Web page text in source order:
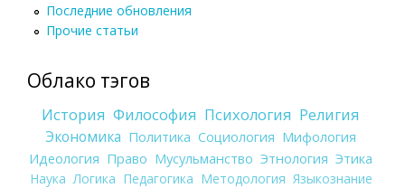
Последние обновления
Прочие статьи
Облако тэгов
История Философия Психология Религия
Экономика Политика Социология Мифология
Идеология Право Мусульманство Этнология Этика
Наука Логика Педагогика Методология Языкознание